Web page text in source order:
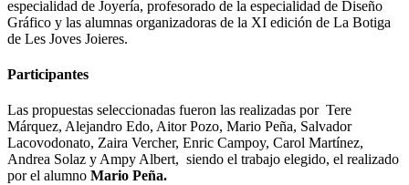
especialidad de Joyería, profesorado de la especialidad de Diseño
Gráfico y las alumnas organizadoras de la XI edición de La Botiga
de Les Joves Joieres.
Participantes
Las propuestas seleccionadas fueron las realizadas por Tere
Márquez, Alejandro Edo, Aitor Pozo, Mario Peña, Salvador
Lacovodonato, Zaira Vercher, Enric Campoy, Carol Martínez,
Andrea Solaz y Ampy Albert, siendo el trabajo elegido, el realizado
por el alumno Mario Peña.